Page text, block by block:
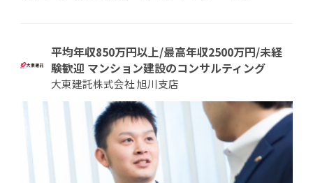
平均年収850万円以上/最高年収2500万円/未経
験歓迎 マンション建設のコンサルティング
大東建託株式会社 旭川支店